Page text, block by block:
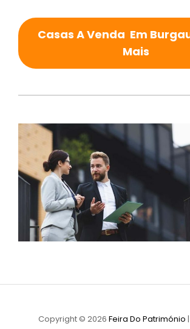
Casas A Venda Em
Mais
Copyright © 2026 Feira Do Património |